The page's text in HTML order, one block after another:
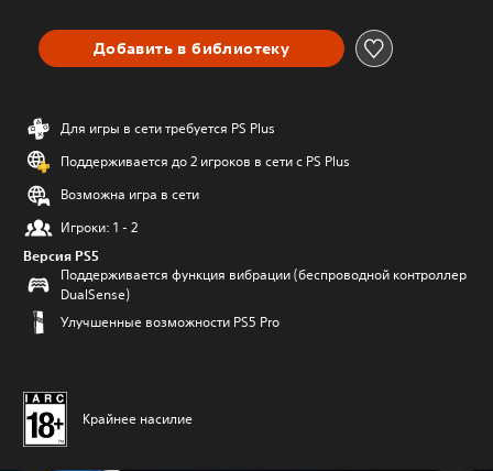
Добавить в библиотеку
Для игры в сети требуется PS Plus
Поддерживается до 2 игроков в сети с PS Plus
Возможна игра в сети
Игроки: 1 - 2
Версия PS5
Поддерживается функция вибрации (беспроводной контроллер
DualSense)
Улучшенные возможности PS5 Pro
Крайнее насилие